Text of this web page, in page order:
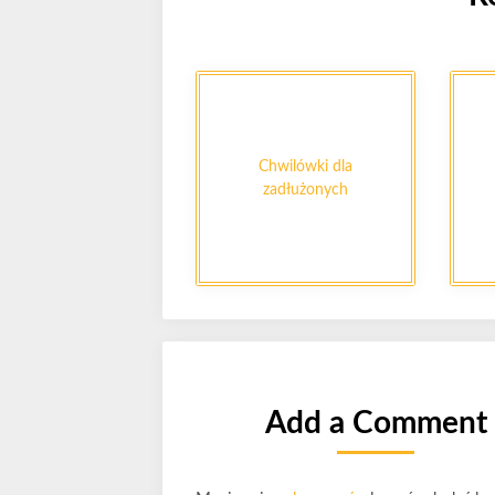
Chwilówki dla
zadłużonych
Add a Comment